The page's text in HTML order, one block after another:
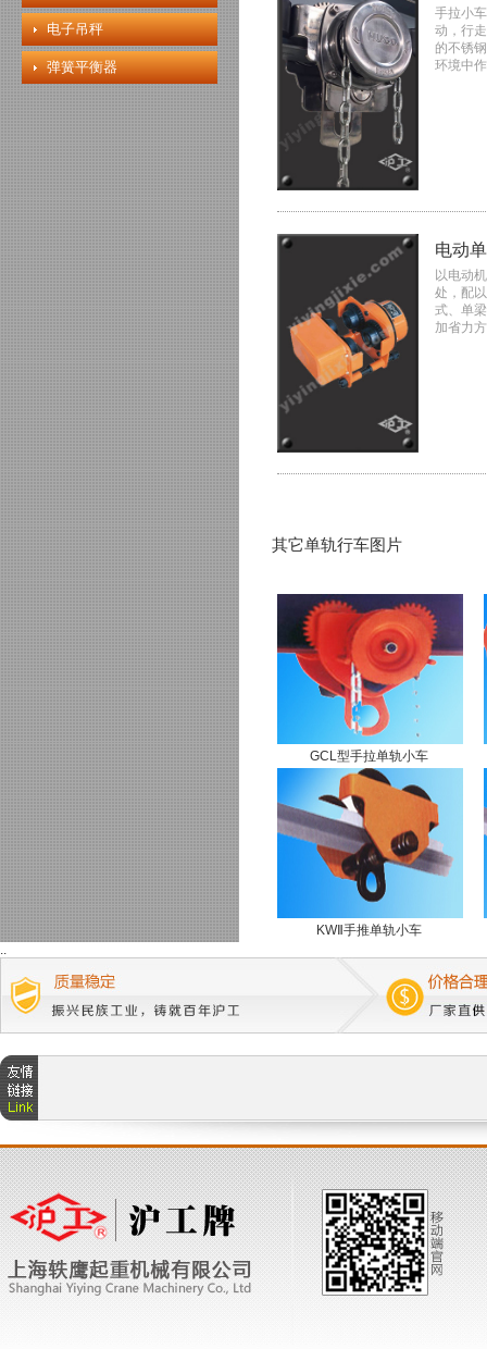
电子吊秤
弹簧平衡器
手拉小
动，行
的不锈
环境中
电动
以电动
处，配
式、单
加省力
其它单轨行车图片
GCL型手拉单轨小车
KWⅡ手推单轨小车
..